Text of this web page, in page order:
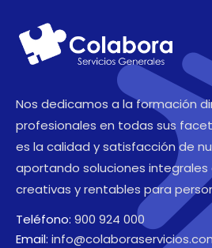
Nos dedicamos a la formación
profesionales en todas sus
es la calidad y satisfacción de
aportando soluciones
creativas y rentables para
Teléfono: 900 924 000
Email: